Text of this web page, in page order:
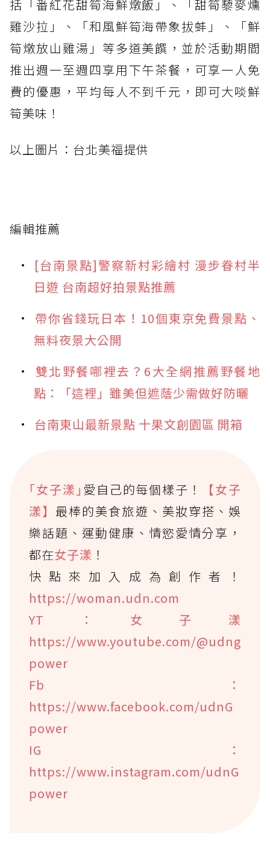
括「番紅花甜筍海鮮燉飯」、「甜筍藜麥燻
雞沙拉」、「和風鮮筍海帶象拔蚌」、「鮮
筍燉放山雞湯」等多道美饌，並於活動期間
推出週一至週四享用下午茶餐，可享一人免
費的優惠，平均每人不到千元，即可大啖鮮
筍美味！
以上圖片：台北美福提供
編輯推薦
[台南景點]警察新村彩繪村 漫步眷村半
日遊 台南超好拍景點推薦
帶你省錢玩日本！10個東京免費景點、
無料夜景大公開
雙北野餐哪裡去？6大全網推薦野餐地
點：「這裡」雖美但遮蔭少需做好防曬
台南東山最新景點 十果文創園區 開箱
｢女子漾｣ 愛自己的每個樣子！
【女子
漾】最棒的美食旅遊、美妝穿搭、娛
樂話題、運動健康、情慾愛情分享，
都在女子漾 ！
快點來加入成為創作者！
https://woman.udn.com
YT：女子漾
https://www.youtube.com/@udng
power
Fb：
https://www.facebook.com/udnG
power
IG：
https://www.instagram.com/udnG
power